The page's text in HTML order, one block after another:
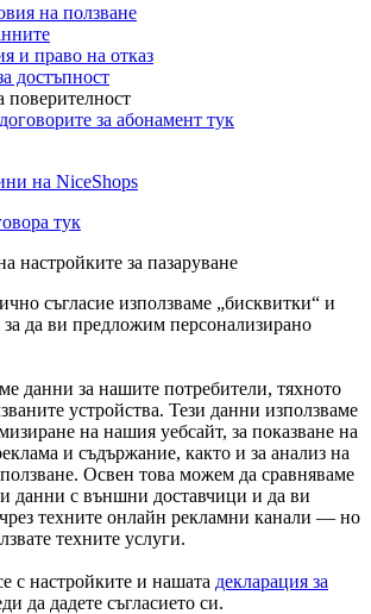
на ползване
и право на отказ
достъпност
поверителност
за абонамент тук
на NiceShops
тук
настройките за пазаруване
съгласие използваме „бисквитки“ и
да ви предложим персонализирано
данни за нашите потребители, тяхното
устройства. Тези данни използваме
на нашия уебсайт, за показване на
и съдържание, както и за анализ на
Освен това можем да сравняваме
данни с външни доставчици и да ви
техните онлайн рекламни канали — но
техните услуги.
с настройките и нашата декларация за
да дадете съгласието си.